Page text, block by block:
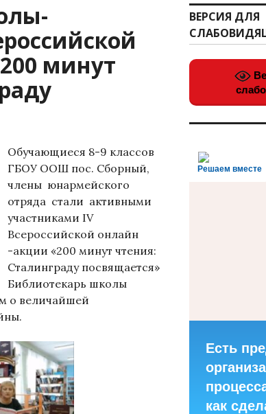
минут
Обучающиеся 8-9 классов
ГБОУ ООШ пос. Сборный,
члены юнармейского
отряда стали активными
участниками IV
Всероссийской онлайн
-акции «200 минут чтения:
Сталинграду посвящается»
Библиотекарь школы
о величайшей
ВЕРСИЯ ДЛЯ
Решаем вместе
Есть
как